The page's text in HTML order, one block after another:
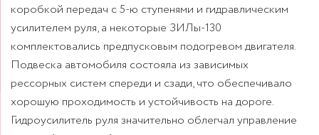
коробкой передач с 5-ю ступенями и гидравлическим
усилителем руля, а некоторые ЗИЛы-130
комплектовались предпусковым подогревом двигателя.
Подвеска автомобиля состояла из зависимых
рессорных систем спереди и сзади, что обеспечивало
хорошую проходимость и устойчивость на дороге.
Гидроусилитель руля значительно облегчал управление